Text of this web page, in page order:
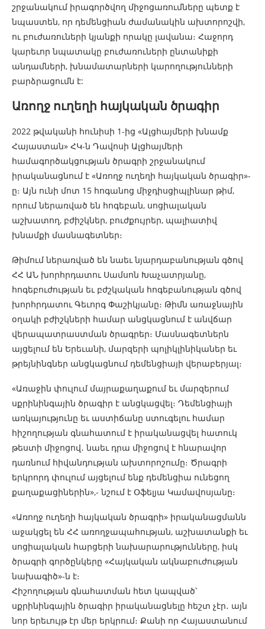
շրջանակում իրագործվող միջոցառումները պետք է
նպաստեն, որ դեմենցիան ժամանակին ախտորոշվի,
ու բուժառուների կյանքի որակը լավանա։ Հաջորդ
կարեւոր նպատակը բուժառուների ընտանիքի
անդամների, խնամատարների կարողությունների
բարձրացումն է:
Առողջ ուղեղի հայկական ծրագիր
2022 թվականի հունիսի 1-ից «Ալցհայմերի խնամք
Հայաստան» ՀԿ-ն Դավոսի Ալցհայմերի
համագործակցության ծրագրի շրջանակում
իրականացնում է «Առողջ ուղեղի հայկական ծրագիր»-
ը։ Այն ունի մոտ 15 հոգանոց միջդիսցիպլինար թիմ,
որում ներառված են հոգեբան, սոցիալական
աշխատող, բժիշկներ, բուժքույրեր, պալիատիվ
խնամքի մասնագետներ։
Թիմում ներառված են նաեւ նյարդաբանության գծով
ՀՀ ԱՆ խորհրդատու Սամսոն Խաչատրյանը,
հոգեբուժության եւ բժշկական հոգեբանության գծով
խորհրդատու Գեւորգ Փաշիկյանը։ Թիմն առաջնային
օղակի բժիշկների համար անցկացնում է անվճար
վերապատրաստման ծրագրեր։ Մասնագետներն
այցելում են Երեւանի, մարզերի պոլիկլինիկաներ եւ
թրեյնինգներ անցկացնում դեմենցիայի վերաբերյալ։
«Առաջին փուլում մայրաքաղաքում եւ մարզերում
սքրինինգային ծրագիր է անցկացվել։ Դեմենցիայի
առկայությունը եւ աստիճանը ստուգելու համար
հիշողության գնահատում է իրականացվել հատուկ
թեստի միջոցով․ նաեւ դրա միջոցով է հնարավոր
դառնում հիվանդության ախտորոշումը։ Ծրագրի
երկրորդ փուլում այցելում ենք դեմենցիա ունեցող
քաղաքացիներին»,- նշում է Օֆելյա Կամավոսյանը։
«Առողջ ուղեղի հայկական ծրագրի» իրականացմանն
աջակցել են ՀՀ առողջապահության, աշխատանքի եւ
սոցիալական հարցերի նախարարությունները, իսկ
ծրագրի գործընկերը «Հայկական ակնաբուժության
նախագիծ»-ն է։
Հիշողության գնահատման հետ կապված՝
սքրինինգային ծրագիր իրականացնելը հեշտ չէր․ այն
նոր երեւույթ էր մեր երկրում։ Քանի որ Հայաստանում